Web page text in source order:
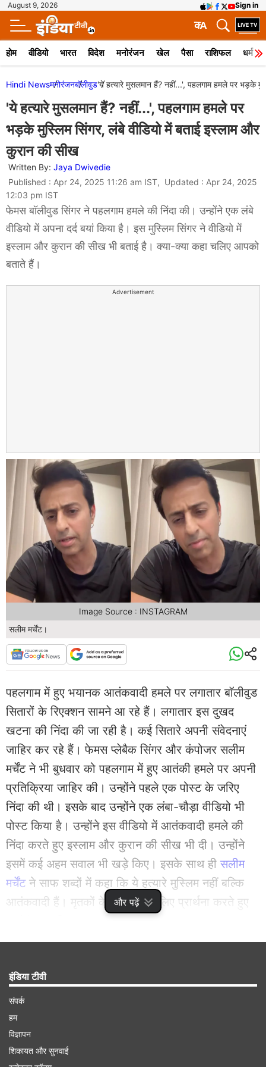
August 9, 2026 Sign in
A
क
होम वीडियो भारत विदेश मनोरंजन खेल पैसा राशिफल धर्म
और पढ़ें
Hindi Newsमनोरंजनबॉलीवुड'ये हत्यारे मुसलमान हैं? नहीं...', पहलगाम हमले पर भड़के
'ये हत्यारे मुसलमान हैं? नहीं...', पहलगाम हमले पर
भड़के मुस्लिम सिंगर, लंबे वीडियो में बताई इस्लाम और
कुरान की सीख
Written By: Jaya Dwivedie
Published : Apr 24, 2025 11:26 am IST, Updated : Apr 24, 2025
12:03 pm IST
फेमस बॉलीवुड सिंगर ने पहलगाम हमले की निंदा की। उन्होंने एक लंबे
वीडियो में अपना दर्द बयां किया है। इस मुस्लिम सिंगर ने वीडियो में
इस्लाम और कुरान की सीख भी बताई है। क्या-क्या कहा चलिए आपको
बताते हैं।
Advertisement
सलीम मर्चेंट।
Image Source : INSTAGRAM
पहलगाम में हुए भयानक आतंकवादी हमले पर लगातार बॉलीवुड
सितारों के रिएक्शन सामने आ रहे हैं। लगातार इस दुखद
खटना की निंदा की जा रही है। कई सितारे अपनी संवेदनाएं
जाहिर कर रहे हैं। फेमस प्लेबैक सिंगर और कंपोजर सलीम
मर्चेंट ने भी बुधवार को पहलगाम में हुए आतंकी हमले पर अपनी
प्रतिक्रिया जाहिर की। उन्होंने पहले एक पोस्ट के जरिए
निंदा की थी। इसके बाद उन्होंने एक लंबा-चौड़ा वीडियो भी
पोस्ट किया है। उन्होंने इस वीडियो में आतंकवादी हमले की
निंदा करते हुए इस्लाम और कुरान की सीख भी दी। उन्होंने
इसमें कई अहम सवाल भी खड़े किए। इसके साथ ही सलीम
मर्चेंटने साफ शब्दों में कहा कि ये हत्यारे मुस्लिम नहीं बल्कि
आतंकवादी हैं। मृतकों के परिवारों के लिए प्रार्थना करते हुए
इंडिया टीवी
संपर्क
हम
विज्ञापन
शिकायत और सुनवाई